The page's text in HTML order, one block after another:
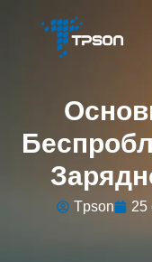
Tpson 25